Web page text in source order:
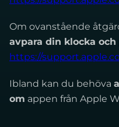
Om ovanstående
avpara din klocka
https://
Ibland kan du behöva
om appen från Apple